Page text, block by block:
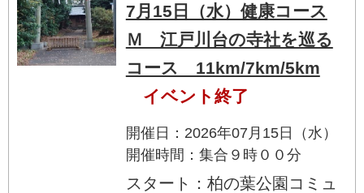
7月15日（水）健康コース
Ｍ 江戸川台の寺社を巡る
コース 11km/7km/5km
イベント終了
開催日：2026年07月15日（水）
開催時間：集合９時００分
スタート：柏の葉公園コミュ